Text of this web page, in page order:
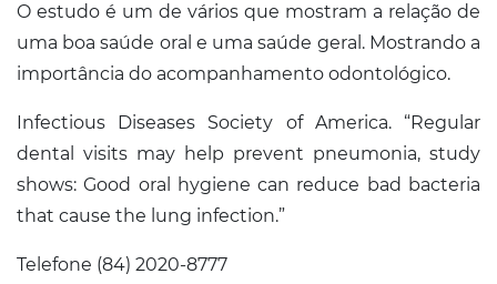
O estudo é um de vários que mostram a relação de
uma boa saúde oral e uma saúde geral. Mostrando a
importância do acompanhamento odontológico.
Infectious Diseases Society of America. “Regular
dental visits may help prevent pneumonia, study
shows: Good oral hygiene can reduce bad bacteria
that cause the lung infection.”
Telefone (84) 2020-8777